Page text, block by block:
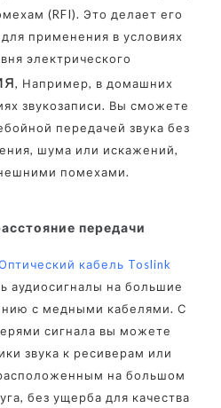
(RFI). Это делает его
применения в условиях
электрического
, Например, в домашних
звукозаписи. Вы сможете
передачей звука без
шума или искажений,
помехами.
передачи
кабель Toslink
аудиосигналы на большие
с медными кабелями. С
сигнала вы можете
звука к ресиверам или
на большом
без ущерба для качества